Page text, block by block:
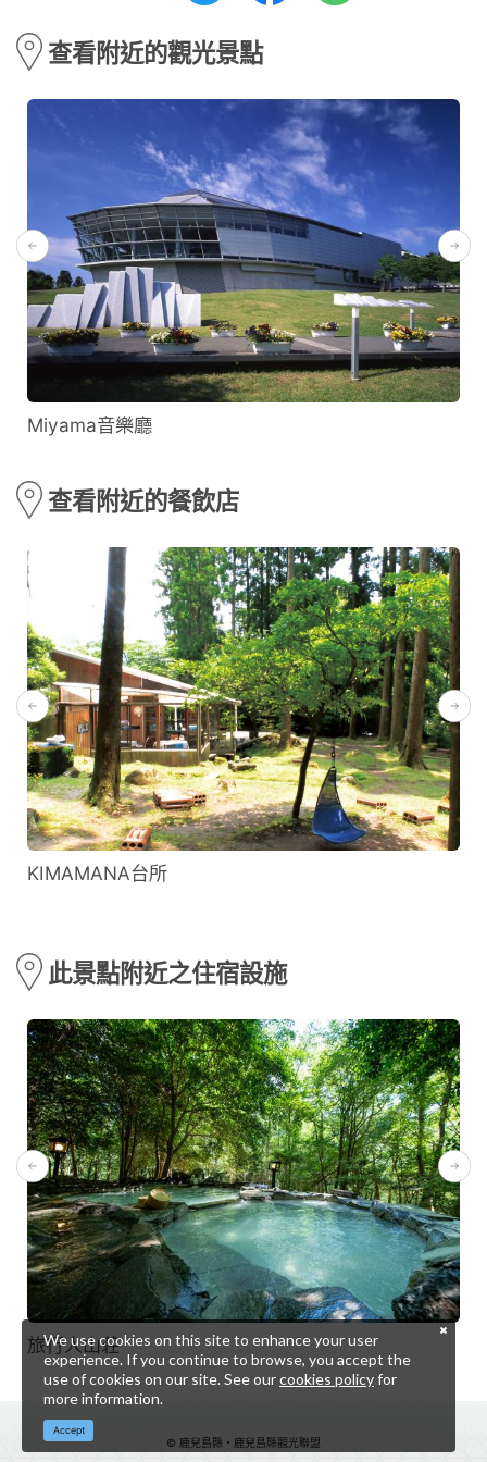
查看附近的觀光景點
Miyama音樂廳
查看附近的餐飲店
KIMAMANA台所
此景點附近之住宿設施
旅行人山荘
© 鹿兒島縣・鹿兒島縣觀光聯盟
We use cookies on this site to enhance your user
experience. If you continue to browse, you accept the
use of cookies on our site. See ourcookies policyfor
more information.
Accept